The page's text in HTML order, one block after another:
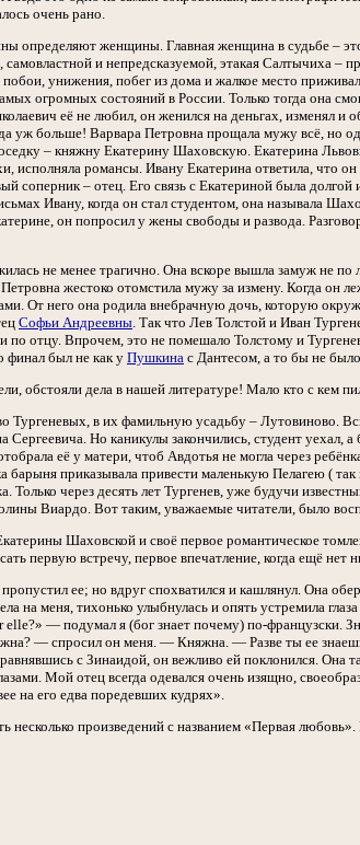
очень рано.
определяют женщины. Главная женщина в судьбе –
самовластной и непредсказуемой, этакая
побои, унижения, побег из дома и жалкое место
огромных состояний в России. Только тогда она
её не любил, он женился на деньгах, изменял и
уж больше! Варвара Петровна прощала мужу всё, но
– княжну Екатерину Шаховскую. Екатерина
исполняла романсы. Ивану Екатерина ответила, что
соперник – отец. Его связь с Екатериной была
Ивану, когда он стал студентом, она называла
он попросил у жены свободы и развода.
не менее трагично. Она вскоре вышла замуж не по
жестоко отомстила мужу за измену. Когда он
От него она родила внебрачную дочь, которую
Софьи Андреевны. Так что Лев Толстой и Иван
отцу. Впрочем, это не помешало Толстому и
был не как уПушкина с Дантесом, а то бы не
обстояли дела в нашей литературе! Мало кто с кем
Тургеневых, в их фамильную усадьбу – Лутовиново.
Сергеевича. Но каникулы закончились, студент
её у матери, чтоб Авдотья не могла через
приказывала привести маленькую Пелагею (
Только через десять лет Тургенев, уже будучи
Виардо. Вот таким, уважаемые читатели, было
Шаховской и своё первое романтическое
первую встречу, первое впечатление, когда ещё
ее; но вдруг спохватился и кашлянул. Она
на меня, тихонько улыбнулась и опять устремила
elle?» — подумал я (бог знает почему) по-французски.
— спросил он меня. — Княжна. — Разве ты ее
с Зинаидой, он вежливо ей поклонился. Она
Мой отец всегда одевался очень изящно,
на его едва поредевших кудрях».
несколько произведений с названием «Первая